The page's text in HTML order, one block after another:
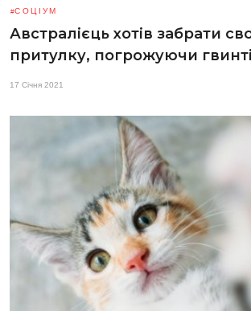
СОЦІУМ
Австралієць хотів забрати
притулку, погрожуючи
17 Січня 2021